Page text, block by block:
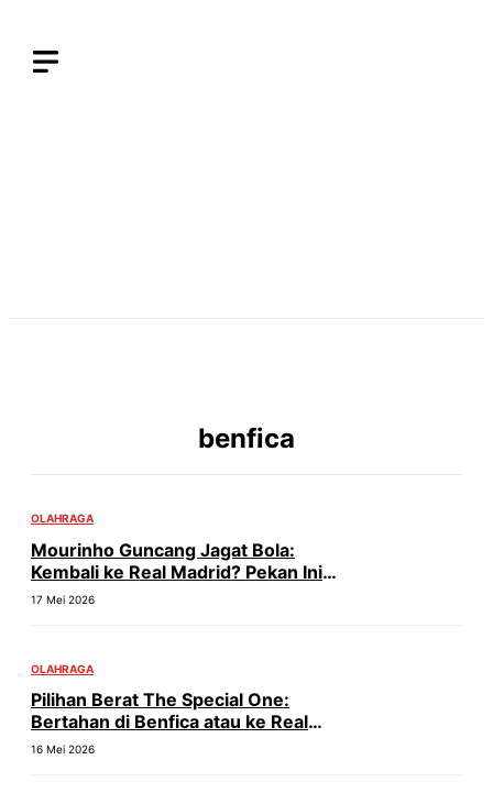
benfica
OLAHRAGA
Mourinho Guncang Jagat Bola:
Kembali ke Real Madrid? Pekan Ini
Penentuan!
17 Mei 2026
OLAHRAGA
Pilihan Berat The Special One:
Bertahan di Benfica atau ke Real
Madrid?
16 Mei 2026